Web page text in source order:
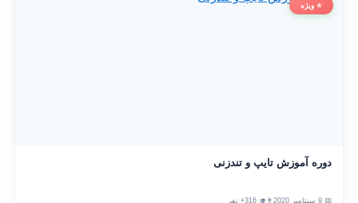
⭐ ویژه
دوره آموزش تایپ و تندزنی
👨‍🎓 316+ نفر